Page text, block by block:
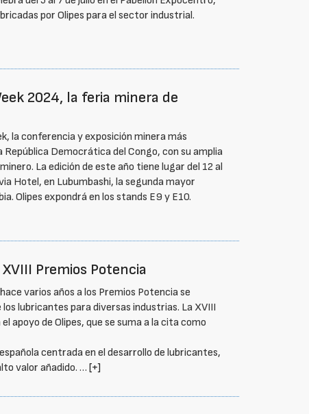
por Olipes para el sector industrial.
2024, la feria minera de
la conferencia y exposición minera más
Democrática del Congo, con su amplia
La edición de este año tiene lugar del 12 al
Hotel, en Lubumbashi, la segunda mayor
Olipes expondrá en los stands E9 y E10.
Premios Potencia
varios años a los Premios Potencia se
lubricantes para diversas industrias. La XVIII
apoyo de Olipes, que se suma a la cita como
centrada en el desarrollo de lubricantes,
valor añadido. …[+]